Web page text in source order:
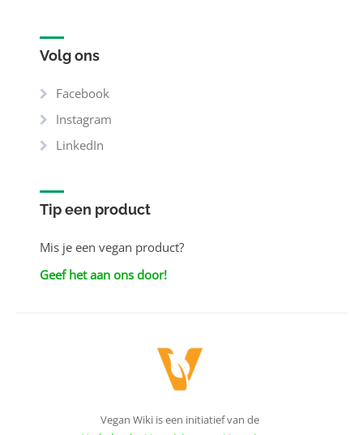
Volg ons
Facebook
Instagram
LinkedIn
Tip een product
Mis je een vegan product?
Geef het aan ons door!
Vegan Wiki is een initiatief van de